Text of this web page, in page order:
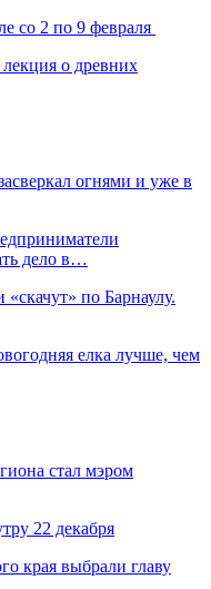
со 2 по 9 февраля
о древних
огнями и уже в
дело в…
по Барнаулу.
елка лучше, чем
стал мэром
22 декабря
края выбрали главу